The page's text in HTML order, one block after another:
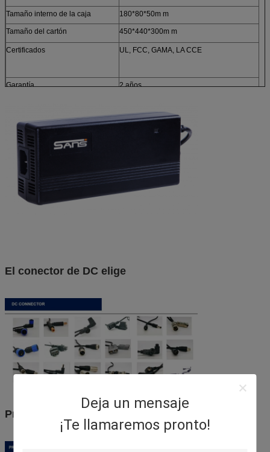
Deja un mensaje
¡Te llamaremos pronto!
Tamaño interno de la caja 180*80*50m m
Tamaño del cartón 450*440*300m m
Certificados UL, FCC, GAMA, LA CCE
Garantía 2 años
El conector de DC elige
Proceso de producción